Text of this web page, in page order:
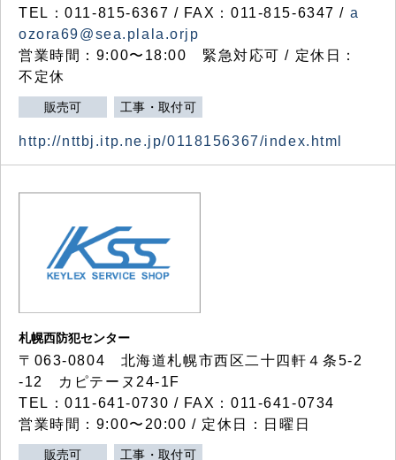
TEL：011-815-6367 / FAX：011-815-6347 / a
ozora69@sea.plala.orjp
営業時間：9:00〜18:00 緊急対応可 / 定休日：
不定休
販売可 工事・取付可
http://nttbj.itp.ne.jp/0118156367/index.html
札幌西防犯センター
〒063-0804 北海道札幌市西区二十四軒４条5-2
-12 カピテーヌ24-1F
TEL：011-641-0730 / FAX：011-641-0734
営業時間：9:00〜20:00 / 定休日：日曜日
販売可 工事・取付可